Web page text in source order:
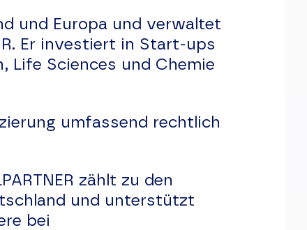
und Europa und verwaltet
Er investiert in Start-ups
Life Sciences und Chemie
umfassend rechtlich
zählt zu den
und unterstützt
bei